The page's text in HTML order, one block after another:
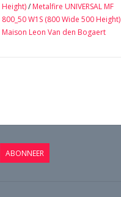
Height)/ Metalfire UNIVERSAL MF
800_50 W1S (800 Wide 500 Height)
Maison Leon Van den Bogaert
ABONNEER